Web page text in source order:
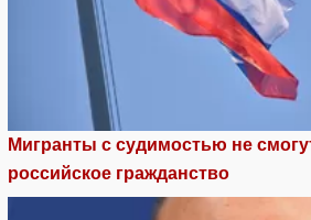
Мигранты с судимостью не
российское гражданство